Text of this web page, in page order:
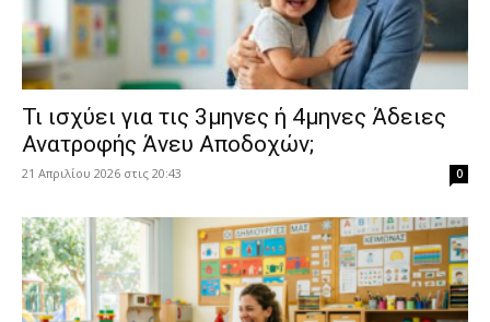
​Τι ισχύει για τις 3μηνες ή 4μηνες Άδειες
Ανατροφής Άνευ Αποδοχών;
21 Απριλίου 2026 στις 20:43 0